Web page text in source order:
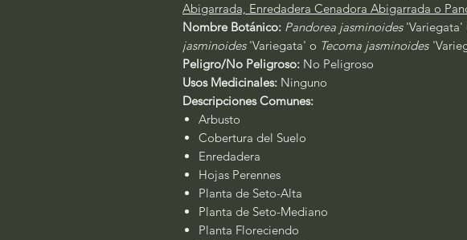
Abigarrada, Enredadera Cenadora Abigarrada o
Nombre Botánico: Pandorea jasminoides'Variegata'
jasminoides'Variegata' o Tecoma jasminoides
Peligro/No Peligroso: No Peligroso
Usos Medicinales: Ninguno
Descripciones Comunes:
Arbusto
Cobertura del Suelo
Enredadera
Hojas Perennes
Planta de Seto-Alta
Planta de Seto-Mediano
Planta Floreciendo